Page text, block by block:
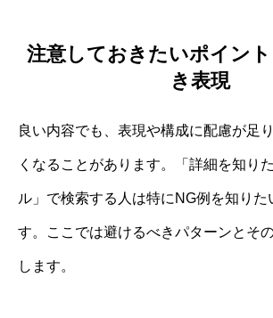
注意しておきたいポイン
き表現
良い内容でも、表現や構成に配慮が足
くなることがあります。「詳細を知り
ル」で検索する人は特にNG例を知りた
す。ここでは避けるべきパターンとそ
します。